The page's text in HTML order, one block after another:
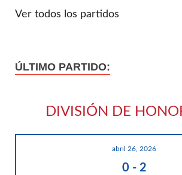
Ver todos los partidos
ÚLTIMO PARTIDO:
DIVISIÓN DE
abril 26, 2026
0 - 2